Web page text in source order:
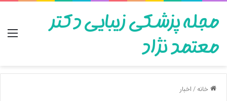
مجله پزشکی زیبایی دکتر
معتمد نژاد
خانه/اخبار